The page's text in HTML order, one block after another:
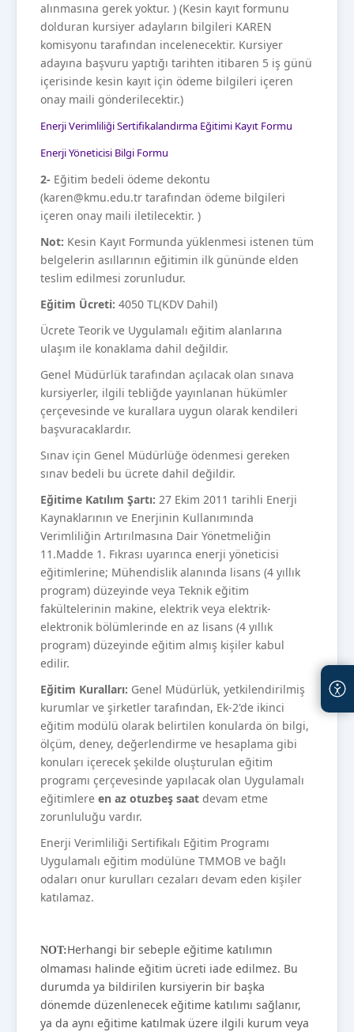
alınmasına gerek yoktur. ) (Kesin kayıt formunu
dolduran kursiyer adayların bilgileri KAREN
komisyonu tarafından incelenecektir. Kursiyer
adayına başvuru yaptığı tarihten itibaren 5 iş günü
içerisinde kesin kayıt için ödeme bilgileri içeren
onay maili gönderilecektir.)
Enerji Verimliliği Sertifikalandırma Eğitimi Kayıt Formu
Enerji Yöneticisi Bilgi Formu
2- Eğitim bedeli ödeme dekontu
(karen@kmu.edu.tr tarafından ödeme bilgileri
içeren onay maili iletilecektir. )
Not: Kesin Kayıt Formunda yüklenmesi istenen tüm
belgelerin asıllarının eğitimin ilk gününde elden
teslim edilmesi zorunludur.
Eğitim Ücreti: 4050 TL(KDV Dahil)
Ücrete Teorik ve Uygulamalı eğitim alanlarına
ulaşım ile konaklama dahil değildir.
Genel Müdürlük tarafından açılacak olan sınava
kursiyerler, ilgili tebliğde yayınlanan hükümler
çerçevesinde ve kurallara uygun olarak kendileri
başvuracaklardır.
Sınav için Genel Müdürlüğe ödenmesi gereken
sınav bedeli bu ücrete dahil değildir.
Eğitime Katılım Şartı: 27 Ekim 2011 tarihli Enerji
Kaynaklarının ve Enerjinin Kullanımında
Verimliliğin Artırılmasına Dair Yönetmeliğin
11.Madde 1. Fıkrası uyarınca enerji yöneticisi
eğitimlerine; Mühendislik alanında lisans (4 yıllık
program) düzeyinde veya Teknik eğitim
fakültelerinin makine, elektrik veya elektrik-
elektronik bölümlerinde en az lisans (4 yıllık
program) düzeyinde eğitim almış kişiler kabul
edilir.
Eğitim Kuralları: Genel Müdürlük, yetkilendirilmiş
kurumlar ve şirketler tarafından, Ek-2'de ikinci
eğitim modülü olarak belirtilen konularda ön bilgi,
ölçüm, deney, değerlendirme ve hesaplama gibi
konuları içerecek şekilde oluşturulan eğitim
programı çerçevesinde yapılacak olan Uygulamalı
eğitimlere en az otuzbeş saat devam etme
zorunluluğu vardır.
Enerji Verimliliği Sertifikalı Eğitim Programı
Uygulamalı eğitim modülüne TMMOB ve bağlı
odaları onur kurulları cezaları devam eden kişiler
katılamaz.
NOT:Herhangi bir sebeple eğitime katılımın
olmaması halinde eğitim ücreti iade edilmez. Bu
durumda ya bildirilen kursiyerin bir başka
dönemde düzenlenecek eğitime katılımı sağlanır,
ya da aynı eğitime katılmak üzere ilgili kurum veya